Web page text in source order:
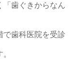
「歯ぐきからなん
で歯科医院を受診